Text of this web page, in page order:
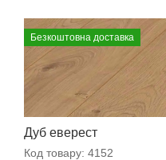
Безкоштовна доставка
Дуб еверест
натуральний
Код товару: 4152